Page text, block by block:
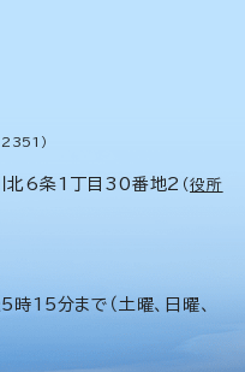
）
6条1丁目30番地2 （役所
15分まで（土曜、日曜、